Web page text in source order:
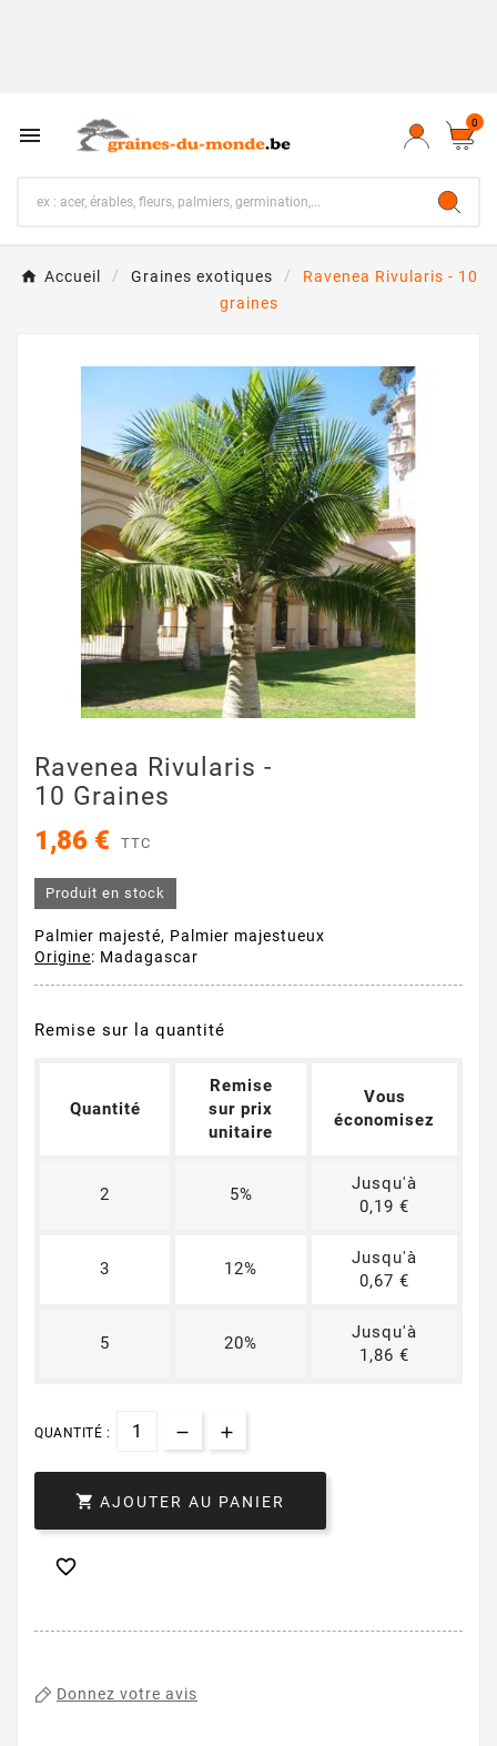
 0
Accueil Graines exotiques
Ravenea Rivularis - 10
graines
Ravenea Rivularis -
10 Graines
1,86 €
TTC
Produit en stock
Palmier majesté, Palmier majestueux
Origine: Madagascar
Remise sur la quantité
Quantité
Remise
sur prix
unitaire
Vous
économisez
2 5%
Jusqu'à
0,19 €
3 12%
Jusqu'à
0,67 €
5 20%
Jusqu'à
1,86 €
QUANTITÉ :
 AJOUTER AU PANIER

Donnez votre avis